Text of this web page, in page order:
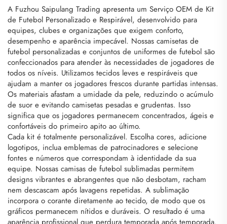
A Fuzhou Saipulang Trading apresenta um Serviço OEM de Kit
de Futebol Personalizado e Respirável, desenvolvido para
equipes, clubes e organizações que exigem conforto,
desempenho e aparência impecável. Nossas camisetas de
futebol personalizadas e conjuntos de uniformes de futebol são
confeccionados para atender às necessidades de jogadores de
todos os níveis. Utilizamos tecidos leves e respiráveis que
ajudam a manter os jogadores frescos durante partidas intensas.
Os materiais afastam a umidade da pele, reduzindo o acúmulo
de suor e evitando camisetas pesadas e grudentas. Isso
significa que os jogadores permanecem concentrados, ágeis e
confortáveis do primeiro apito ao último.
Cada kit é totalmente personalizável. Escolha cores, adicione
logotipos, inclua emblemas de patrocinadores e selecione
fontes e números que correspondam à identidade da sua
equipe. Nossas camisas de futebol sublimadas permitem
designs vibrantes e abrangentes que não desbotam, racham
nem descascam após lavagens repetidas. A sublimação
incorpora o corante diretamente ao tecido, de modo que os
gráficos permanecem nítidos e duráveis. O resultado é uma